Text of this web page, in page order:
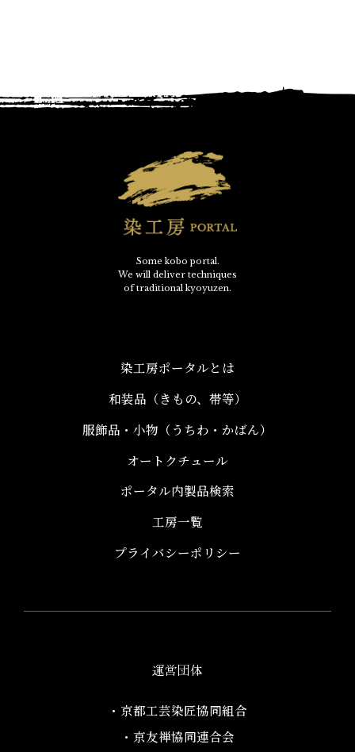
Some kobo portal.
We will deliver techniques
of traditional kyoyuzen.
染工房ポータルとは
和装品（きもの、帯等）​
服飾品・小物​（うちわ・かばん）
オートクチュール
ポータル内製品検索
工房一覧
プライバシーポリシー
運営団体
・京都工芸染匠協同組合​
・京友禅協同連合会